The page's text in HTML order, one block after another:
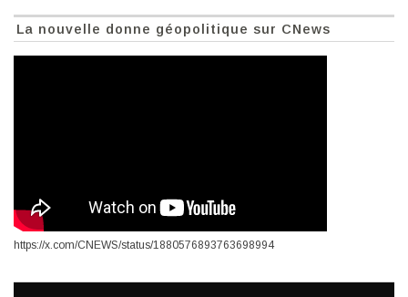
La nouvelle donne géopolitique sur CNews
https://x.com/CNEWS/status/1880576893763698994